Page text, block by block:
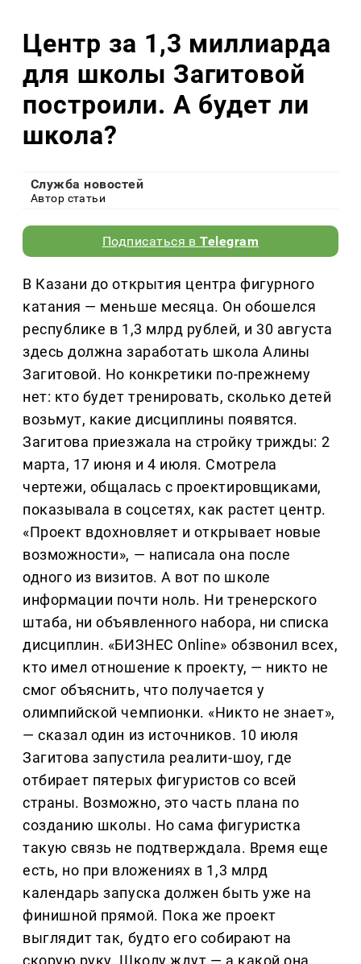
Центр за 1,3 миллиарда
для школы Загитовой
построили. А будет ли
школа?
Служба новостей
Автор статьи
Подписаться вTelegram
В Казани до открытия центра фигурного
катания — меньше месяца. Он обошелся
республике в 1,3 млрд рублей, и 30 августа
здесь должна заработать школа Алины
Загитовой. Но конкретики по-прежнему
нет: кто будет тренировать, сколько детей
возьмут, какие дисциплины появятся.
Загитова приезжала на стройку трижды: 2
марта, 17 июня и 4 июля. Смотрела
чертежи, общалась с проектировщиками,
показывала в соцсетях, как растет центр.
«Проект вдохновляет и открывает новые
возможности», — написала она после
одного из визитов. А вот по школе
информации почти ноль. Ни тренерского
штаба, ни объявленного набора, ни списка
дисциплин. «БИЗНЕС Online» обзвонил всех,
кто имел отношение к проекту, — никто не
смог объяснить, что получается у
олимпийской чемпионки. «Никто не знает»,
— сказал один из источников. 10 июля
Загитова запустила реалити-шоу, где
отбирает пятерых фигуристов со всей
страны. Возможно, это часть плана по
созданию школы. Но сама фигуристка
такую связь не подтверждала. Время еще
есть, но при вложениях в 1,3 млрд
календарь запуска должен быть уже на
финишной прямой. Пока же проект
выглядит так, будто его собирают на
скорую руку. Школу ждут — а какой она